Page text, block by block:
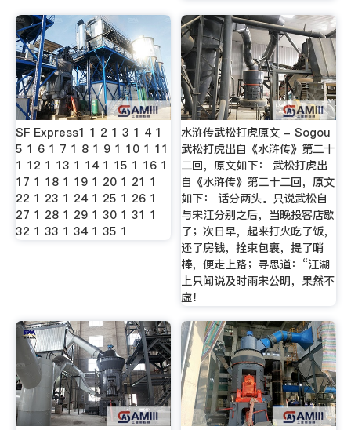
SF Express1 1 2 1 3 1 4 1
5 1 6 1 7 1 8 1 9 1 10 1 11
1 12 1 13 1 14 1 15 1 16 1
17 1 18 1 19 1 20 1 21 1
22 1 23 1 24 1 25 1 26 1
27 1 28 1 29 1 30 1 31 1
32 1 33 1 34 1 35 1
水浒传武松打虎原文 - Sogou
武松打虎出自《水浒传》第二十
二回，原文如下： 武松打虎出
自《水浒传》第二十二回，原文
如下： 话分两头。只说武松自
与宋江分别之后，当晚投客店歇
了；次日早，起来打火吃了饭，
还了房钱，拴束包裹，提了哨
棒，便走上路；寻思道：“江湖
上只闻说及时雨宋公明，果然不
虚！